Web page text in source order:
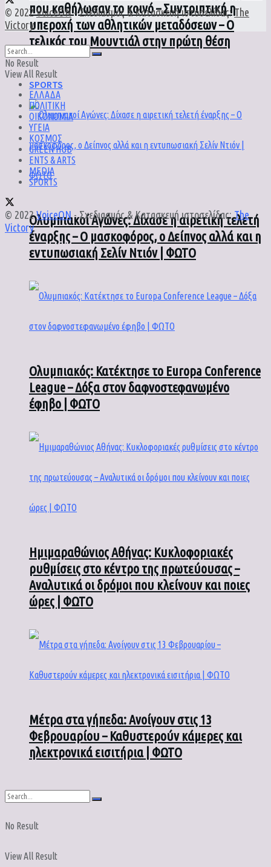
που καθήλωσαν το κοινό – Συντριπτική η
υπεροχή των αθλητικών μεταδόσεων – Ο
τελικός του Μουντιάλ στην πρώτη θέση
SPORTS
Ολυμπιακοί Αγώνες: Δίχασε η αιρετική τελετή
έναρξης – Ο μασκοφόρος, ο Δείπνος αλλά και η
εντυπωσιακή Σελίν Ντιόν | ΦΩΤΟ
Ολυμπιακός: Κατέκτησε το Europa Conference
League – Δόξα στον δαφνοστεφανωμένο
έφηβο | ΦΩΤΟ
Ημιμαραθώνιος Αθήνας: Κυκλοφοριακές
ρυθμίσεις στο κέντρο της πρωτεύουσας –
Αναλυτικά οι δρόμοι που κλείνουν και ποιες
ώρες | ΦΩΤΟ
Μέτρα στα γήπεδα: Ανοίγουν στις 13
Φεβρουαρίου – Καθυστερούν κάμερες και
ηλεκτρονικά εισιτήρια | ΦΩΤΟ
No Result
View All Result
© 2022VoiceON- Σχεδιασμός & Κατασκευή ιστοσελίδας:The
Victory.
No Result
View All Result
ΕΛΛΑΔΑ
ΠΟΛΙΤΙΚΗ
ΟΙΚΟΝΟΜΙΑ
ΥΓΕΙΑ
ΚΟΣΜΟΣ
GREEN HUB
ENTS & ARTS
MEDIA
SPORTS
© 2022VoiceON- Σχεδιασμός & Κατασκευή ιστοσελίδας:The
Victory.